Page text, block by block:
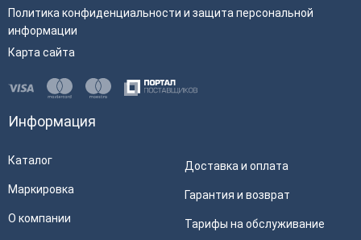
Политика конфиденциальности и защита персональной
информации
Карта сайта
Информация
Каталог
Маркировка
О компании
Доставка и оплата
Гарантия и возврат
Тарифы на обслуживание